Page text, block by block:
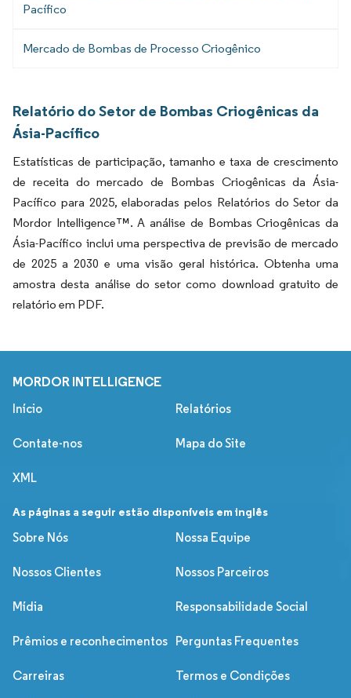
Pacífico
Mercado de Bombas de Processo Criogênico
Relatório do Setor de Bombas Criogênicas da
Ásia-Pacífico
Estatísticas de participação, tamanho e taxa de crescimento
de receita do mercado de Bombas Criogênicas da Ásia-
Pacífico para 2025, elaboradas pelos Relatórios do Setor da
Mordor Intelligence™. A análise de Bombas Criogênicas da
Ásia-Pacífico inclui uma perspectiva de previsão de mercado
de 2025 a 2030 e uma visão geral histórica. Obtenha uma
amostra desta análise do setor como download gratuito de
relatório em PDF.
MORDOR INTELLIGENCE
Início Relatórios
Contate-nos Mapa do Site
XML
As páginas a seguir estão disponíveis em inglês
Sobre Nós
Nossa Equipe
Nossos Clientes Nossos Parceiros
Mídia Responsabilidade Social
Prêmios e reconhecimentos Perguntas Frequentes
Carreiras Termos e Condições